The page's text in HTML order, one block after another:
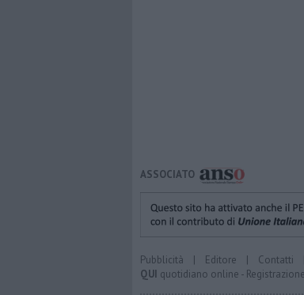
ASSOCIATO
Pubblicità | Editore | Contatti
QUI quotidiano online -